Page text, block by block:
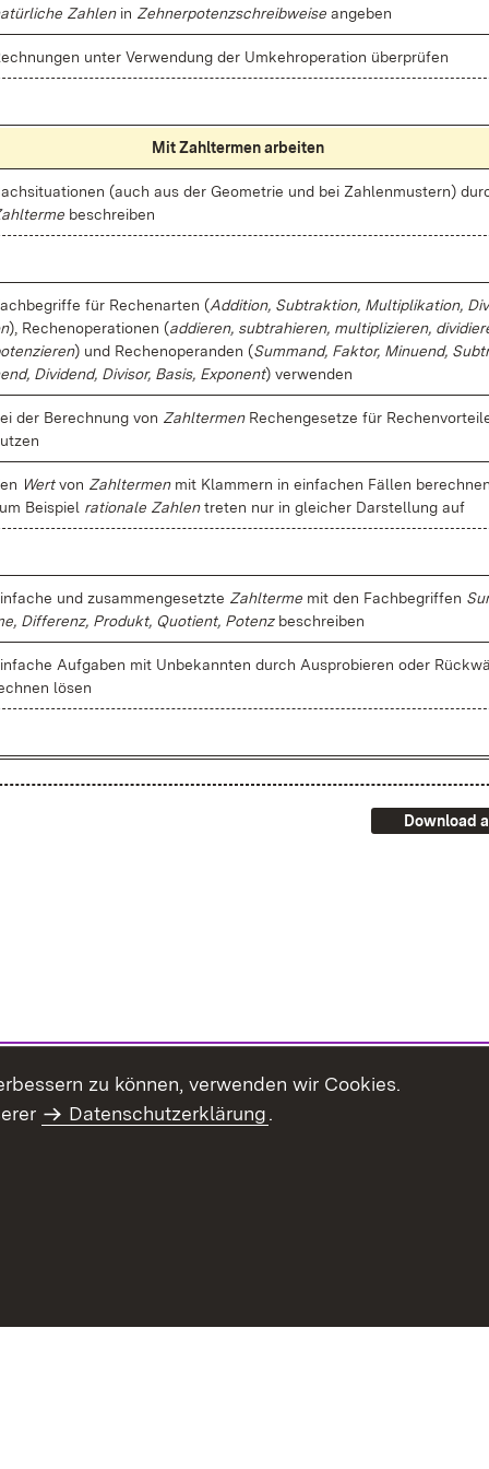
Zah­lenin Zeh­ner­po­tenz­schreib­wei­se an­ge­ben
un­ter Ver­wen­dung der Um­keh­r­ope­ra­ti­on über­prü­fen
Mit Zahl­ter­men ar­bei­ten
(auch aus der Geo­me­trie und bei Zah­len­mus­tern)
be­schrei­ben
für Re­chen­ar­ten (Ad­di­ti­on, Sub­trak­ti­on, Mul­ti­pli­ka­ti­on,
), Re­chen­ope­ra­tio­nen (ad­die­ren, sub­tra­hie­ren, mul­ti­pli­zie­ren,
) und Re­chen­ope­ran­den (Sum­mand, Fak­tor, Mi­nu­end,
Di­vi­dend, Di­vi­sor, Ba­sis, Ex­po­nent) ver­wen­den
der Be­rech­nung von Zahl­ter­menRe­chen­ge­set­ze für
Wertvon Zahl­ter­menmit Klam­mern in ein­fa­chen Fäl­len be­rech­nen,
Bei­spiel ra­tio­na­le Zah­lentre­ten nur in glei­cher Dar­stel­lung auf
und zu­sam­men­ge­setz­te Zahl­ter­me mit den Fach­be­grif­fen
Dif­fe­renz, Pro­dukt, Quo­ti­ent, Po­tenzbe­schrei­ben
Auf­ga­ben mit Un­be­kann­ten durch Aus­pro­bie­ren oder
lö­sen
Download
zu können, verwenden wir Cookies.
Datenschutzerklärung.